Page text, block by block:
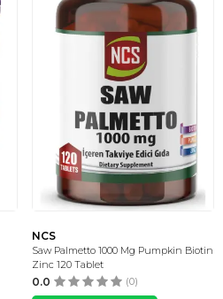
NCS
Saw Palmetto 1000 Mg Pumpkin Biotin
Zinc 120 Tablet
0.0 (0)